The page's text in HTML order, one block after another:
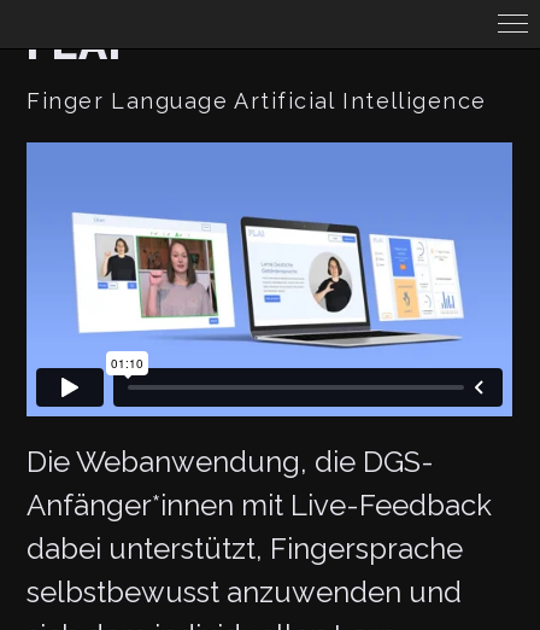
FLAI
Finger Language Artificial Intelligence
Die Webanwendung, die DGS-
Anfänger*innen mit Live-Feedback
dabei unterstützt, Fingersprache
selbstbewusst anzuwenden und